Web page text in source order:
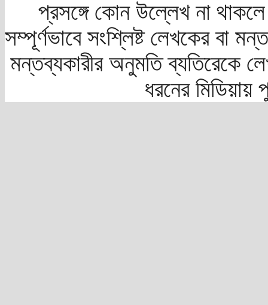
প্রসঙ্গে কোন উল্লেখ না
সম্পূর্ণভাবে সংশ্লিষ্ট লেখকের বা
মন্তব্যকারীর অনুমতি ব্যতিরেকে
ধরনের মিডিয়ায়